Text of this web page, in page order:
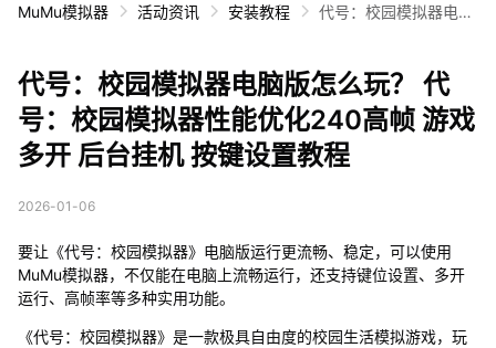
MuMu模拟器 活动资讯 安装教程
代号：校园模拟器电脑
帧 游戏多开 后台挂机
按键设置教程
代号：校园模拟器电脑版怎么玩？ 代
号：校园模拟器性能优化240高帧 游戏
多开 后台挂机 按键设置教程
2026-01-06
要让《代号：校园模拟器》电脑版运行更流畅、稳定，可以使用
MuMu模拟器，不仅能在电脑上流畅运行，还支持键位设置、多开
运行、高帧率等多种实用功能。
《代号：校园模拟器》是一款极具自由度的校园生活模拟游戏，玩